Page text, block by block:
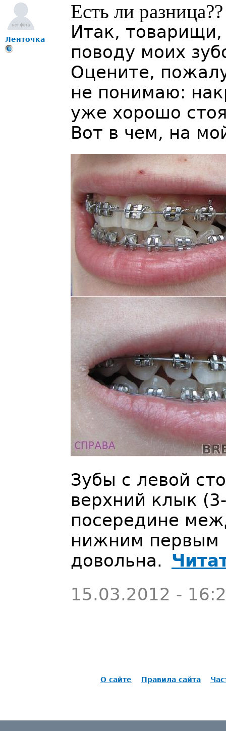
Ленточка
Есть ли
Итак,
поводу моих
Оцените,
не понимаю:
уже хорошо
Вот в чем, на
Зубы с левой
верхний клык
посередине
нижним первым
довольна.
15.03.2012 -
О сайте Правила сайта